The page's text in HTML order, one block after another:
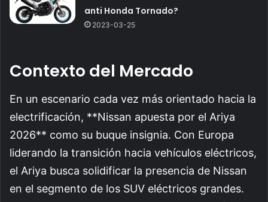
anti Honda Tornado?
2023-03-25
Contexto del Mercado
En un escenario cada vez más orientado hacia la
electrificación, **Nissan apuesta por el Ariya
2026** como su buque insignia. Con Europa
liderando la transición hacia vehículos eléctricos,
el Ariya busca solidificar la presencia de Nissan
en el segmento de los SUV eléctricos grandes.